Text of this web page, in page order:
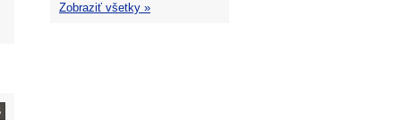
Zobraziť všetky »